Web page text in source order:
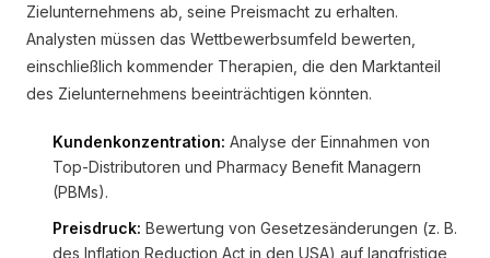
Zielunternehmens ab, seine Preismacht zu erhalten.
Analysten müssen das Wettbewerbsumfeld bewerten,
einschließlich kommender Therapien, die den Marktanteil
des Zielunternehmens beeinträchtigen könnten.
Kundenkonzentration: Analyse der Einnahmen von
Top-Distributoren und Pharmacy Benefit Managern
(PBMs).
Preisdruck: Bewertung von Gesetzesänderungen (z. B.
des Inflation Reduction Act in den USA) auf langfristige